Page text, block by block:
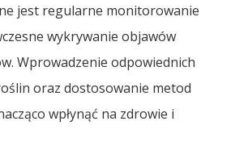
jest regularne monitorowanie
wykrywanie objawów
Wprowadzenie odpowiednich
oraz dostosowanie metod
wpłynąć na zdrowie i